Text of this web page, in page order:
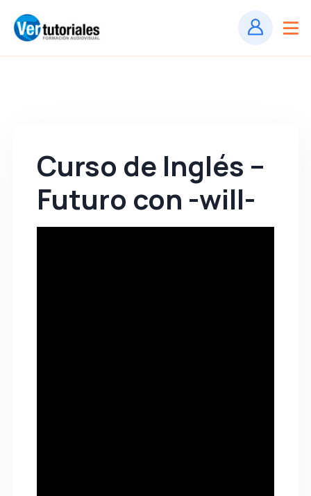
Curso de Inglés –
Futuro con -will-